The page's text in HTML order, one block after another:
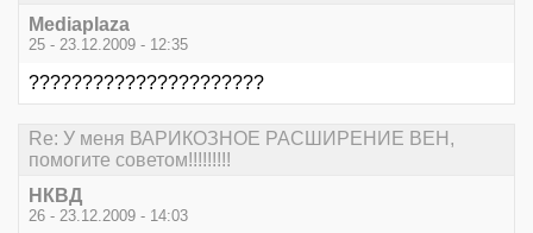
Mediaplaza
25 - 23.12.2009 - 12:35
??????????????????????
Re: У меня ВАРИКОЗНОЕ РАСШИРЕНИЕ ВЕН,
помогите советом!!!!!!!!!
НКВД
26 - 23.12.2009 - 14:03